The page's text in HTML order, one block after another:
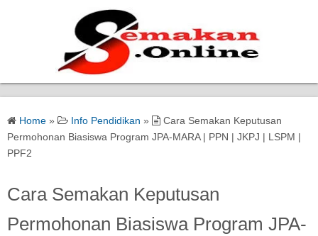
Home
Bantuan Kerajaan
Home » Info Pendidikan »
Cara Semakan Keputusan
Permohonan Biasiswa Program JPA-MARA | PPN | JKPJ | LSPM |
PPF2
Cara Semakan Keputusan
Permohonan Biasiswa Program JPA-